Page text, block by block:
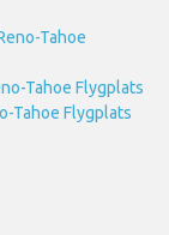
Tahoe
Tahoe Flygplats
Tahoe Flygplats